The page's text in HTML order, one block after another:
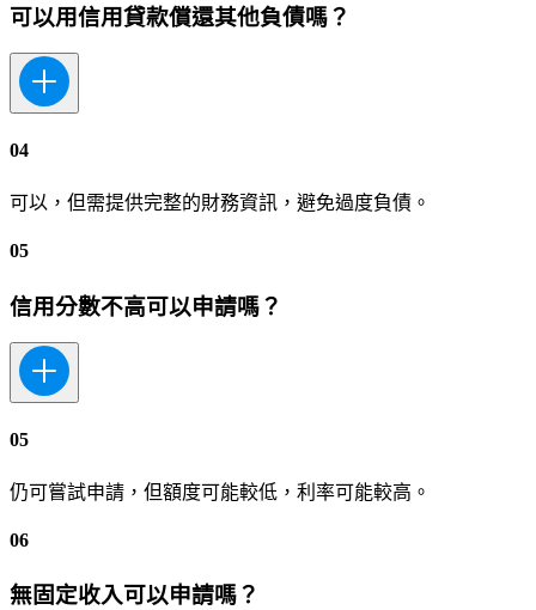
可以用信用貸款償還其他負債嗎？
04
可以，但需提供完整的財務資訊，避免過度負債。
05
信用分數不高可以申請嗎？
05
仍可嘗試申請，但額度可能較低，利率可能較高。
06
無固定收入可以申請嗎？